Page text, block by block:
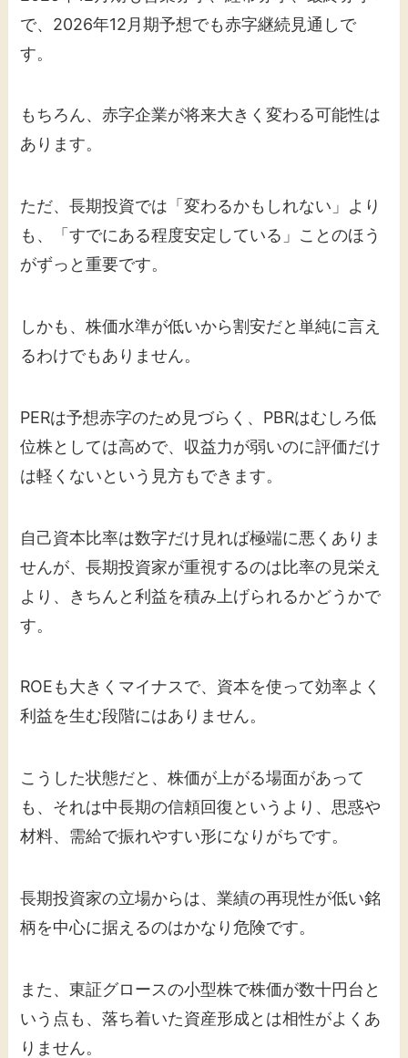
で、2026年12月期予想でも赤字継続見通しで
す。
もちろん、赤字企業が将来大きく変わる可能性は
あります。
ただ、長期投資では「変わるかもしれない」より
も、「すでにある程度安定している」ことのほう
がずっと重要です。
しかも、株価水準が低いから割安だと単純に言え
るわけでもありません。
PERは予想赤字のため見づらく、PBRはむしろ低
位株としては高めで、収益力が弱いのに評価だけ
は軽くないという見方もできます。
自己資本比率は数字だけ見れば極端に悪くありま
せんが、長期投資家が重視するのは比率の見栄え
より、きちんと利益を積み上げられるかどうかで
す。
ROEも大きくマイナスで、資本を使って効率よく
利益を生む段階にはありません。
こうした状態だと、株価が上がる場面があって
も、それは中長期の信頼回復というより、思惑や
材料、需給で振れやすい形になりがちです。
長期投資家の立場からは、業績の再現性が低い銘
柄を中心に据えるのはかなり危険です。
また、東証グロースの小型株で株価が数十円台と
いう点も、落ち着いた資産形成とは相性がよくあ
りません。